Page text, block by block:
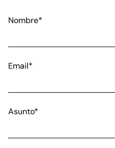
Nombre*
Email*
Asunto*